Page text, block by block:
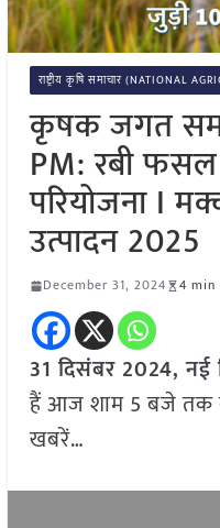
राष्ट्रीय कृषि समाचार (NATIONAL
कृषक जगत
PM: रबी
परियोजना I
उत्पादन 2025
December 31, 2024 4 min
31 दिसंबर 2024, नई
हैं आज शाम 5 बजे तक
खबरें…